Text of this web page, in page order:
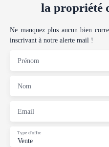
la propriété
Ne manquez plus aucun bien
inscrivant à notre alerte mail !
Prénom
Nom
Email
Vente
Type d'offre